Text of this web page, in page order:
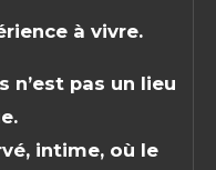
à vivre.
n’est pas un lieu
intime, où le